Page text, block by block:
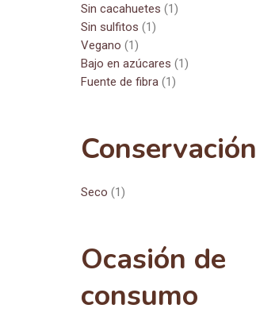
Sin cacahuetes (1)
Sin sulfitos (1)
Vegano (1)
Bajo en azúcares (1)
Fuente de fibra (1)
Conservación
Seco (1)
Ocasión de
consumo